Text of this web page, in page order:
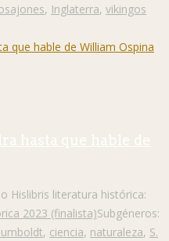
, Inglaterra, vikingos
hasta que hable de
Hislibris literatura histórica:
2023 (finalista)Subgéneros:
, ciencia, naturaleza, S.